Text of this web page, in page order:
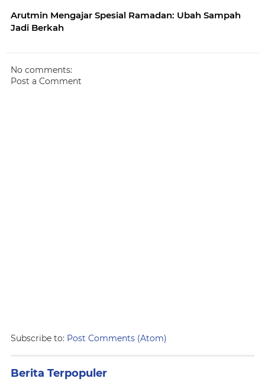
Arutmin Mengajar Spesial Ramadan: Ubah Sampah
Jadi Berkah
No comments:
Post a Comment
Subscribe to: Post Comments (Atom)
Berita Terpopuler